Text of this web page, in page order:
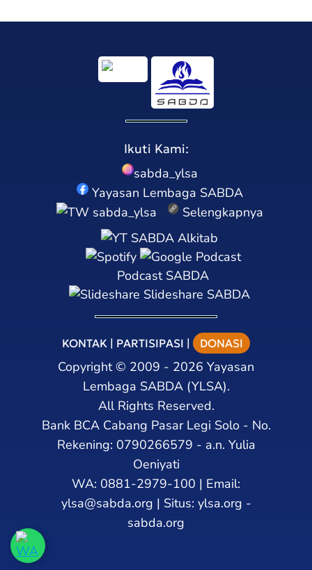
Ikuti Kami:
sabda_ylsa
Yayasan Lembaga SABDA
sabda_ylsa
Selengkapnya
SABDA Alkitab
Podcast SABDA
Slideshare SABDA
KONTAK | PARTISIPASI | DONASI
Copyright© 2009 - 2026 Yayasan
Lembaga SABDA (YLSA).
All Rights Reserved.
Bank BCA Cabang Pasar Legi Solo - No.
Rekening: 0790266579 - a.n. Yulia
Oeniyati
WA: 0881-2979-100 | Email:
ylsa@sabda.org | Situs: ylsa.org -
sabda.org